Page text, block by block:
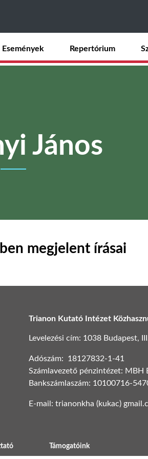
tartalomra
Események Repertórium
János
megjelent írásai
Trianon Kutató Intézet
Levelezési cím: 1038 Budapest,
Adószám: 18127832-1-41
Számlavezető pénzintézet: MBH
Bankszámlaszám: 10100716-
E-mail: trianonkha (kukac)
Támogatóink